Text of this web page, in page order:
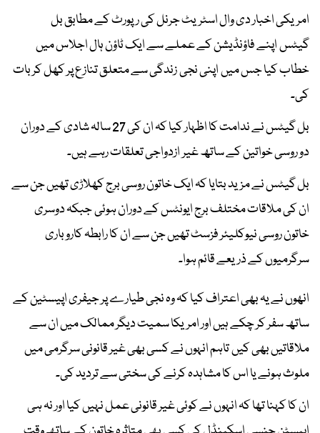
امریکی اخبار دی وال اسٹریٹ جرنل کی رپورٹ کے مطابق بل
گیٹس اپنے فاؤنڈیشن کے عملے سے ایک ٹاؤن ہال اجلاس میں
خطاب کیا جس میں اپنی نجی زندگی سے متعلق تنازع پر کھل کر بات
کی۔
بل گیٹس نے ندامت کا اظہار کیا کہ ان کی 27 سالہ شادی کے دوران
دو روسی خواتین کے ساتھ غیر ازدواجی تعلقات رہے ہیں۔
بل گیٹس نے مزید بتایا کہ ایک خاتون روسی برج کھلاڑی تھیں جن سے
ان کی ملاقات مختلف برج ایونٹس کے دوران ہوئی جبکہ دوسری
خاتون روسی نیوکلیئر فزسٹ تھیں جن سے ان کا رابطہ کاروباری
سرگرمیوں کے ذریعے قائم ہوا۔
انھوں نے یہ بھی اعتراف کیا کہ وہ نجی طیارے پر جیفری اپیسٹین کے
ساتھ سفر کر چکے ہیں اور امریکا سمیت دیگر ممالک میں ان سے
ملاقاتیں بھی کیں تاہم انہوں نے کسی بھی غیر قانونی سرگرمی میں
ملوث ہونے یا اس کا مشاہدہ کرنے کی سختی سے تردید کی۔
ان کا کہنا تھا کہ انہوں نے کوئی غیر قانونی عمل نہیں کیا اور نہ ہی